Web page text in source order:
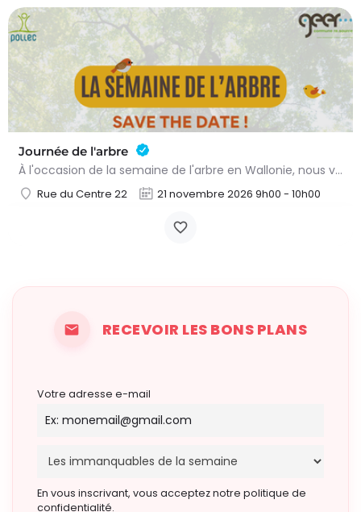
Journée de l'arbre
À l'occasion de la semaine de l'arbre en Wallonie, nous vous proposons l'annuelle distribution gratuite des…
Rue du Centre 22 21 novembre 2026 9h00 - 10h00
RECEVOIR LES BONS PLANS
Votre adresse e-mail
En vous inscrivant, vous acceptez notre politique de
confidentialité.